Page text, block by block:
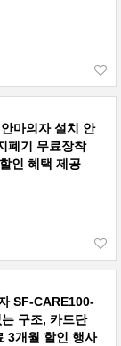
마의자 설치 안
폐기 무료장착
인 혜택 제공
SF-CARE100-
구조, 카드단
3개월 할인 행사